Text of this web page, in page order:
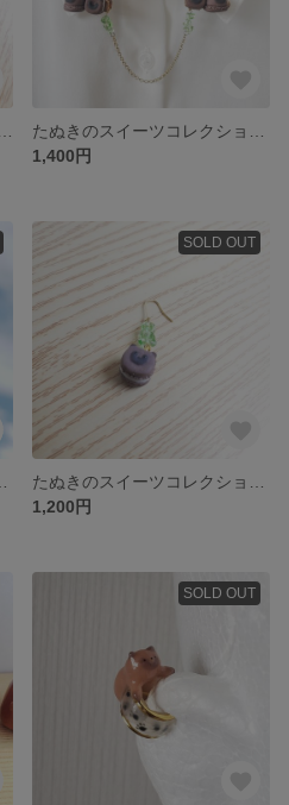
1,400円
SOLD OUT
1,200円
SOLD OUT